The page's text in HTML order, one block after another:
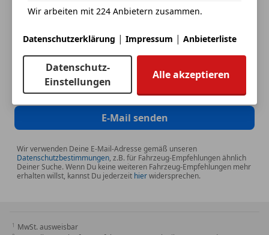
Ich möchte auf meine Interessen zugeschnittene Angebote und
jederzeit mit Wirkung für die Zukunft
widerrufen.
E-Mail senden
Wir verwenden Deine E-Mail-Adresse gemäß unseren
Datenschutzbestimmungen, z.B. für Fahrzeug-Empfehlungen ähnlich
Deiner Suche. Wenn Du keine weiteren Fahrzeug-Empfehlungen mehr
erhalten willst, kannst Du jederzeit hierwidersprechen.
MwSt. ausweisbar
Wir arbeiten mit 224 Anbietern zusammen.
Datenschutzerklärung | Impressum | Anbieterliste
Datenschutz-
Einstellungen
Alle akzeptieren